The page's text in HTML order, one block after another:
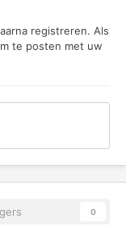
registreren. Als
te posten met uw
0